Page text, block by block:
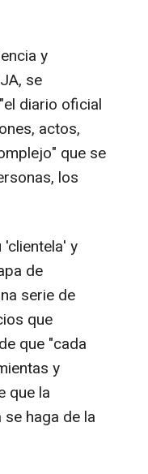
y
se
diario oficial
actos,
que se
los
y
de
serie de
que
que "cada
y
que la
haga de la